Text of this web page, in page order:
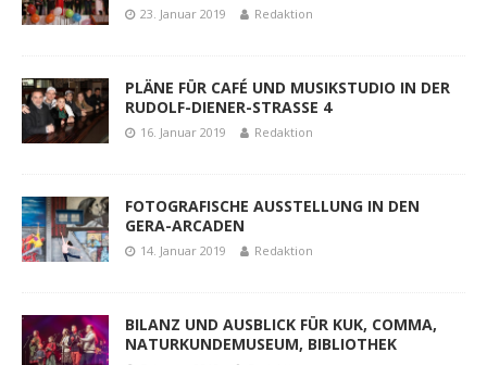
23. Januar 2019 Redaktion
PLÄNE FÜR CAFÉ UND MUSIKSTUDIO IN DER
RUDOLF-DIENER-STRASSE 4
16. Januar 2019 Redaktion
FOTOGRAFISCHE AUSSTELLUNG IN DEN
GERA-ARCADEN
14. Januar 2019 Redaktion
BILANZ UND AUSBLICK FÜR KUK, COMMA,
NATURKUNDEMUSEUM, BIBLIOTHEK